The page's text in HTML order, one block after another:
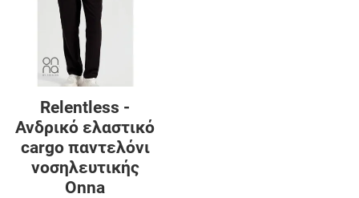
Relentless -
Ανδρικό ελαστικό
cargo παντελόνι
νοσηλευτικής
Onna